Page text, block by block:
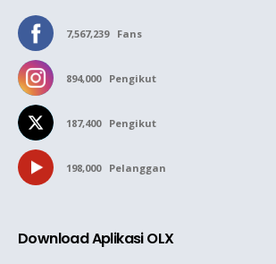
7,567,239 Fans
894,000 Pengikut
187,400 Pengikut
198,000 Pelanggan
Download Aplikasi OLX